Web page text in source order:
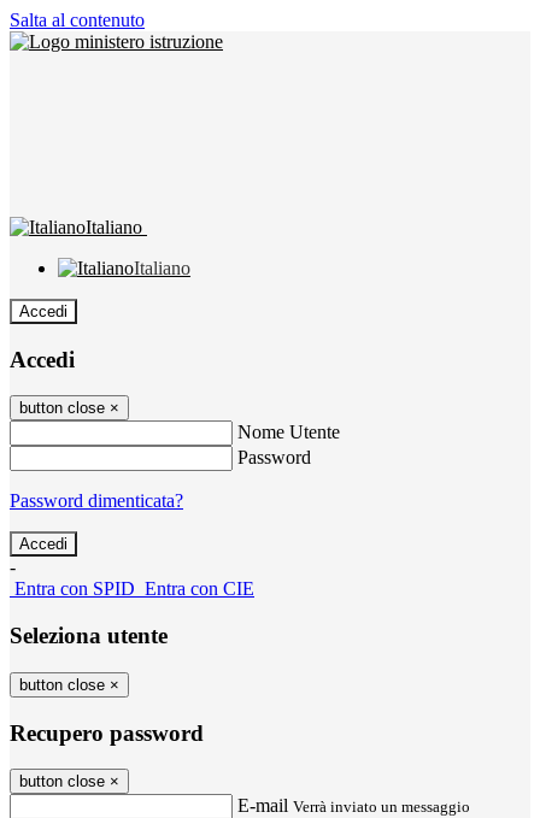
Salta al contenuto
Italiano
Italiano
Accedi
Accedi
button close ×
Nome Utente
Password
Password dimenticata?
-
Entra con SPID Entra con CIE
Seleziona utente
button close ×
Recupero password
button close ×
E-mail Verrà inviato un messaggio